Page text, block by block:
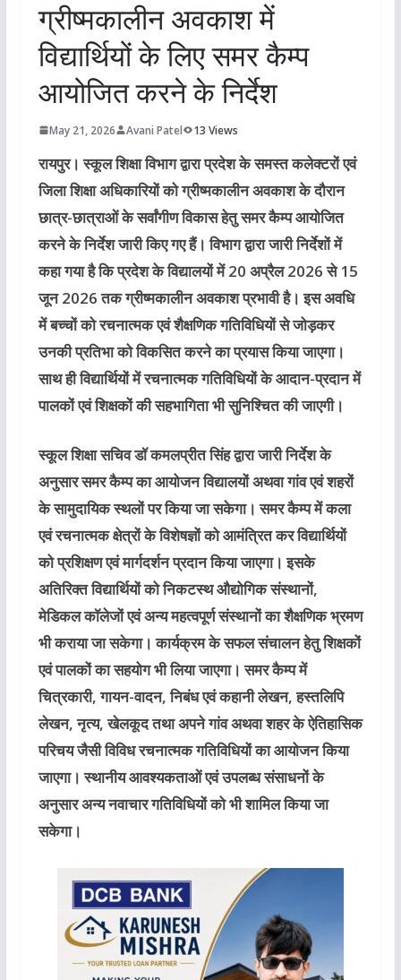
ग्रीष्मकालीन अवकाश में
विद्यार्थियों के लिए समर कैम्प
आयोजित करने के निर्देश
May 21, 2026 Avani Patel 13 Views
रायपुर। स्कूल शिक्षा विभाग द्वारा प्रदेश के समस्त कलेक्टरों एवं
जिला शिक्षा अधिकारियों को ग्रीष्मकालीन अवकाश के दौरान
छात्र-छात्राओं के सर्वांगीण विकास हेतु समर कैम्प आयोजित
करने के निर्देश जारी किए गए हैं। विभाग द्वारा जारी निर्देशों में
कहा गया है कि प्रदेश के विद्यालयों में 20 अप्रैल 2026 से 15
जून 2026 तक ग्रीष्मकालीन अवकाश प्रभावी है। इस अवधि
में बच्चों को रचनात्मक एवं शैक्षणिक गतिविधियों से जोड़कर
उनकी प्रतिभा को विकसित करने का प्रयास किया जाएगा।
साथ ही विद्यार्थियों में रचनात्मक गतिविधियों के आदान-प्रदान में
पालकों एवं शिक्षकों की सहभागिता भी सुनिश्चित की जाएगी।
स्कूल शिक्षा सचिव डॉ कमलप्रीत सिंह द्वारा जारी निर्देश के
अनुसार समर कैम्प का आयोजन विद्यालयों अथवा गांव एवं शहरों
के सामुदायिक स्थलों पर किया जा सकेगा। समर कैम्प में कला
एवं रचनात्मक क्षेत्रों के विशेषज्ञों को आमंत्रित कर विद्यार्थियों
को प्रशिक्षण एवं मार्गदर्शन प्रदान किया जाएगा। इसके
अतिरिक्त विद्यार्थियों को निकटस्थ औद्योगिक संस्थानों,
मेडिकल कॉलेजों एवं अन्य महत्वपूर्ण संस्थानों का शैक्षणिक भ्रमण
भी कराया जा सकेगा। कार्यक्रम के सफल संचालन हेतु शिक्षकों
एवं पालकों का सहयोग भी लिया जाएगा। समर कैम्प में
चित्रकारी, गायन-वादन, निबंध एवं कहानी लेखन, हस्तलिपि
लेखन, नृत्य, खेलकूद तथा अपने गांव अथवा शहर के ऐतिहासिक
परिचय जैसी विविध रचनात्मक गतिविधियों का आयोजन किया
जाएगा। स्थानीय आवश्यकताओं एवं उपलब्ध संसाधनों के
अनुसार अन्य नवाचार गतिविधियों को भी शामिल किया जा
सकेगा।